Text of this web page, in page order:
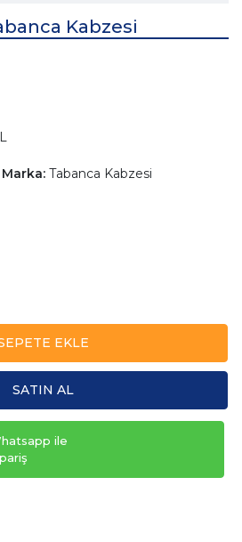
Kabzesi
Marka: Tabanca Kabzesi
EKLE
SATIN AL
ile